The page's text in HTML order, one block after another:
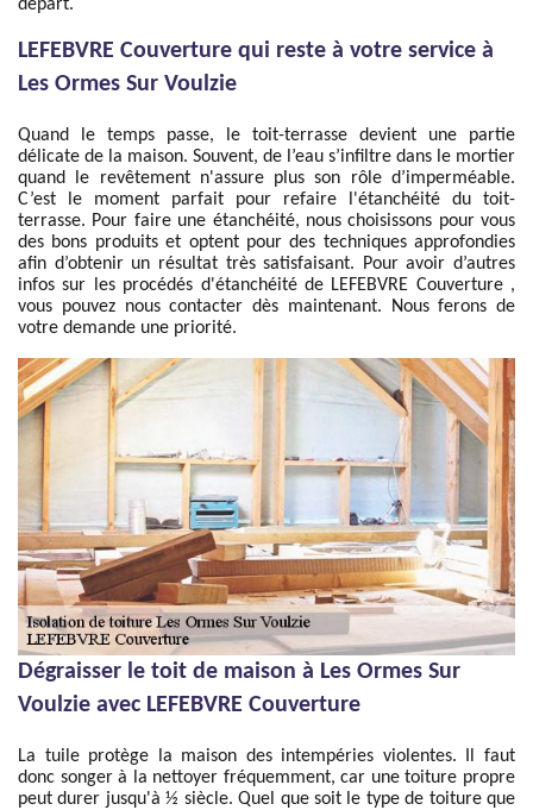
départ.
LEFEBVRE Couverture qui reste à votre service à
Les Ormes Sur Voulzie
Quand le temps passe, le toit-terrasse devient une partie
délicate de la maison. Souvent, de l’eau s’infiltre dans le mortier
quand le revêtement n'assure plus son rôle d’imperméable.
C’est le moment parfait pour refaire l'étanchéité du toit-
terrasse. Pour faire une étanchéité, nous choisissons pour vous
des bons produits et optent pour des techniques approfondies
afin d’obtenir un résultat très satisfaisant. Pour avoir d’autres
infos sur les procédés d'étanchéité de LEFEBVRE Couverture ,
vous pouvez nous contacter dès maintenant. Nous ferons de
votre demande une priorité.
Dégraisser le toit de maison à Les Ormes Sur
Voulzie avec LEFEBVRE Couverture
La tuile protège la maison des intempéries violentes. Il faut
donc songer à la nettoyer fréquemment, car une toiture propre
peut durer jusqu'à ½ siècle. Quel que soit le type de toiture que